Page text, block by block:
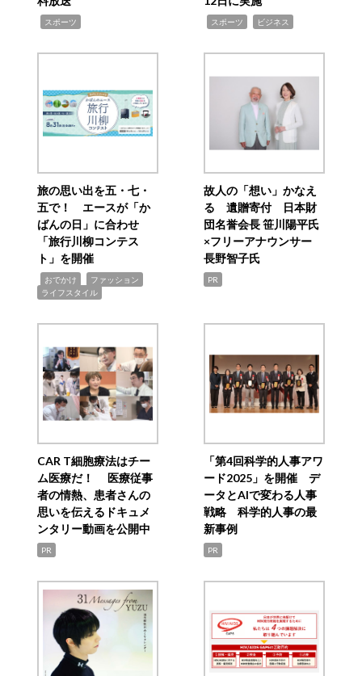
スポーツ スポーツ ビジネス
旅の思い出を五・七・
五で！ エースが「か
ばんの日」に合わせ
「旅行川柳コンテス
ト」を開催
おでかけ ファッション
ライフスタイル
故人の「想い」かなえ
る 遺贈寄付 日本財
団名誉会長 笹川陽平氏
×フリーアナウンサー
長野智子氏
PR
CAR T細胞療法はチー
ム医療だ！ 医療従事
者の情熱、患者さんの
思いを伝えるドキュメ
ンタリー動画を公開中
PR
「第4回科学的人事アワ
ード2025」を開催 デ
ータとAIで変わる人事
戦略 科学的人事の最
新事例
PR